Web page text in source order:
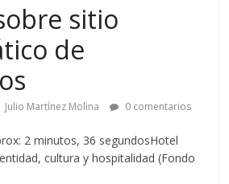
sitio
de
Julio Martínez Molina 0 comentarios
2 minutos, 36 segundosHotel
cultura y hospitalidad (Fondo